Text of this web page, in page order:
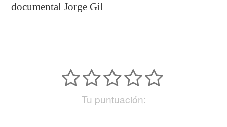
documental Jorge Gil
Tu puntuación: